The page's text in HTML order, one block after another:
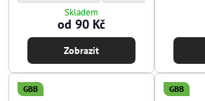
Skladem
od 90 Kč
Zobrazit
GBB GBB